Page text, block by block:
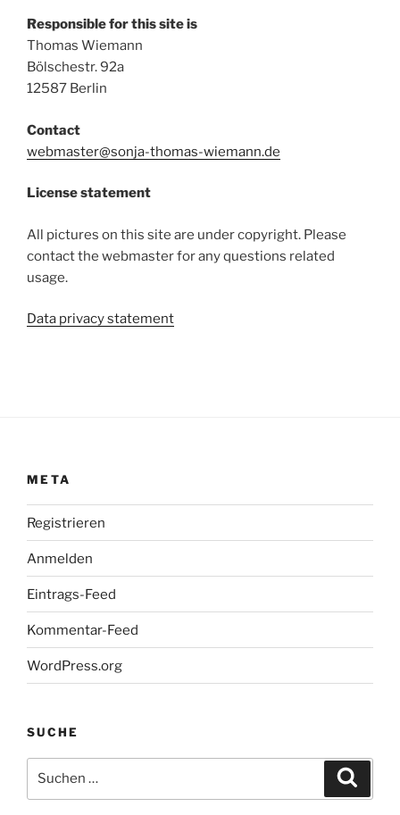
Responsible for this site is
Thomas Wiemann
Bölschestr. 92a
12587 Berlin
Contact
webmaster@sonja-thomas-wiemann.de
License statement
All pictures on this site are under copyright. Please
contact the webmaster for any questions related
usage.
Data privacy statement
META
Registrieren
Anmelden
Eintrags-Feed
Kommentar-Feed
WordPress.org
SUCHE
nach: